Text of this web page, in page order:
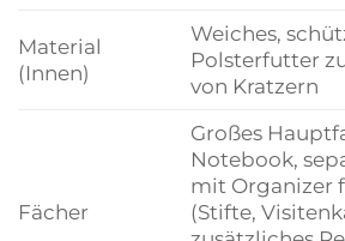
Material
(Innen)
Weiches,
Polsterfutter
von Kratzern
Fächer
Großes
Notebook,
mit Organizer
(Stifte,